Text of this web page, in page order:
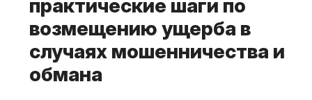
практические шаги по
возмещению ущерба в
случаях мошенничества и
обмана